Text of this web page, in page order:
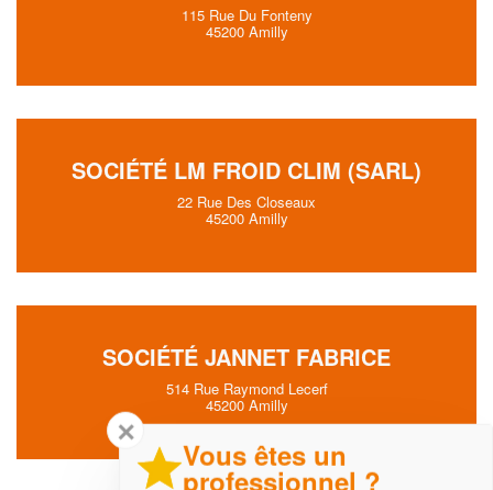
115 Rue Du Fonteny
45200 Amilly
SOCIÉTÉ LM FROID CLIM (SARL)
22 Rue Des Closeaux
45200 Amilly
SOCIÉTÉ JANNET FABRICE
514 Rue Raymond Lecerf
45200 Amilly
✕
Vous êtes un
professionnel ?